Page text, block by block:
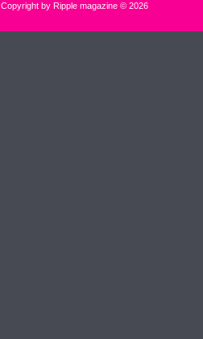
Copyright by Ripple magazine © 2026